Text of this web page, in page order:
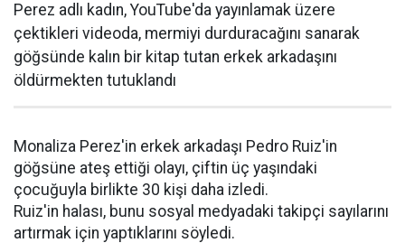
Perez adlı kadın, YouTube'da yayınlamak üzere
çektikleri videoda, mermiyi durduracağını sanarak
göğsünde kalın bir kitap tutan erkek arkadaşını
öldürmekten tutuklandı
Monaliza Perez'in erkek arkadaşı Pedro Ruiz'in
göğsüne ateş ettiği olayı, çiftin üç yaşındaki
çocuğuyla birlikte 30 kişi daha izledi.
Ruiz'in halası, bunu sosyal medyadaki takipçi sayılarını
artırmak için yaptıklarını söyledi.